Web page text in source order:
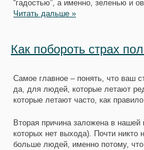
“гадостью”, а именно, зеленью и
Читать дальше »
Как побороть страх
Самое главное – понять, что ваш
да, для людей, которые летают
которые летают часто, как
Вторая причина заложена в
которых нет выхода). Почти никто
больше людей, именно потому,